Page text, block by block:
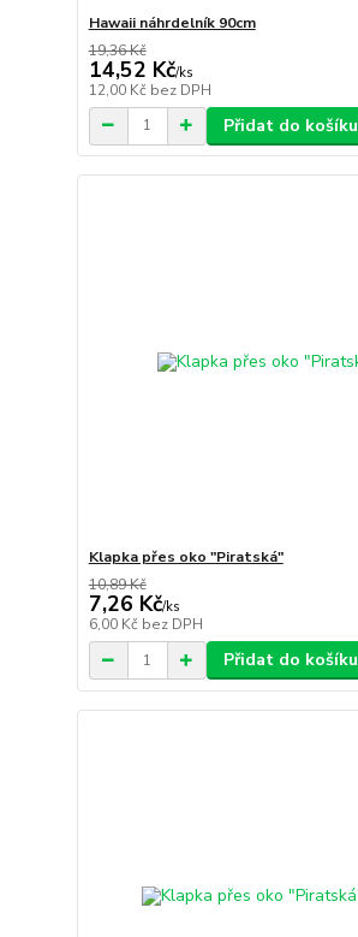
Hawaii náhrdelník 90cm
19,36 Kč
14,52 Kč/ks
12,00 Kč bez DPH
Přidat do košíku
Klapka přes oko "Piratská"
10,89 Kč
7,26 Kč/ks
6,00 Kč bez DPH
Přidat do košíku